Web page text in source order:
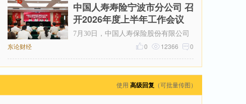
中国人寿寿险宁波市分公司 召
开2026年度上半年工作会议
7月30日，中国人寿保险股份有限公司
宁波市分公司（以下简称“中国人寿寿
险宁波市分公司”）召开2026年上半
东论财经 0
12366
0
使用 高级回复 （可批量传图）